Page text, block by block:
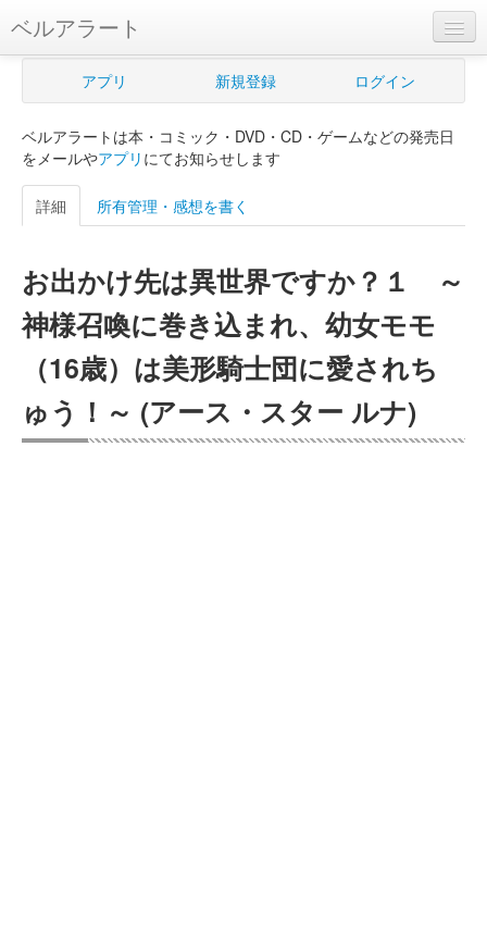
ベルアラート
ベルアラートとは
新規登録
ログイン
購入管理
Myシェルフ
プレミアム
アプリ 新規登録 ログイン
ベルアラートは本・コミック・DVD・CD・ゲームなどの発売日
をメールやアプリ にてお知らせします
詳細 所有管理・感想を書く
お出かけ先は異世界ですか？１ ～
神様召喚に巻き込まれ、幼女モモ
（16歳）は美形騎士団に愛されち
ゅう！～ (アース・スター ルナ)